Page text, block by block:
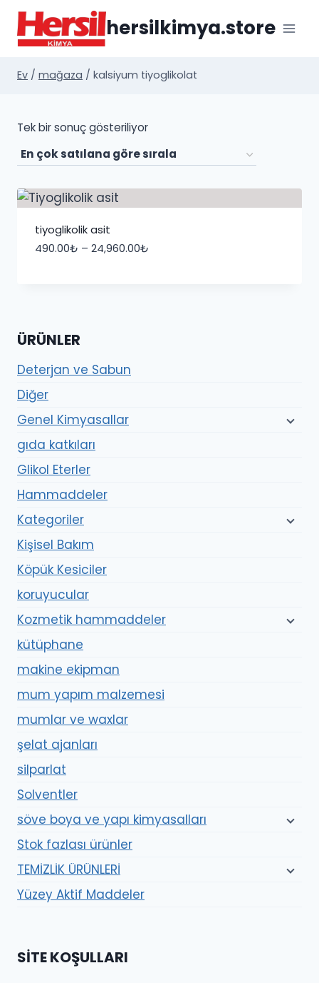
İçeriğe
geç
hersilkimya.store
Ev / mağaza / kalsiyum tiyoglikolat
Tek bir sonuç gösteriliyor
tiyoglikolik asit
490.00₺ – 24,960.00₺Fiyat
ÜRÜNLER
Deterjan ve Sabun
Diğer
Genel Kimyasallar
gıda katkıları
Glikol Eterler
Hammaddeler
Kategoriler
Kişisel Bakım
Köpük Kesiciler
koruyucular
Kozmetik hammaddeler
kütüphane
makine ekipman
mum yapım malzemesi
mumlar ve waxlar
şelat ajanları
silparlat
Solventler
söve boya ve yapı kimyasalları
Stok fazlası ürünler
TEMİZLİK ÜRÜNLERİ
Yüzey Aktif Maddeler
SITE KOŞULLARI